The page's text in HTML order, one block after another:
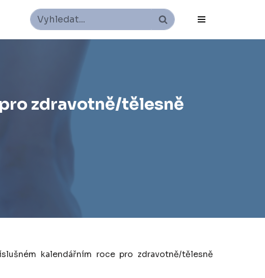
zdravotně/tělesně
kalendářním roce pro zdravotně/tělesně